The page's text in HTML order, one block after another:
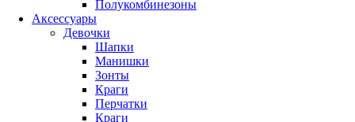
Полукомбинезоны
Аксессуары
Девочки
Шапки
Манишки
Зонты
Краги
Перчатки
Краги